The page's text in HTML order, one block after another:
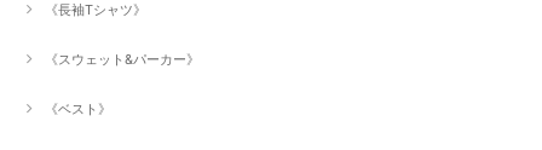
《長袖Tシャツ》
《スウェット&パーカー》
《ベスト》